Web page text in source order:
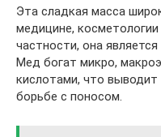
Эта сладкая масса
медицине,
частности, она
Мед богат микро,
кислотами, что
борьбе с поносом.